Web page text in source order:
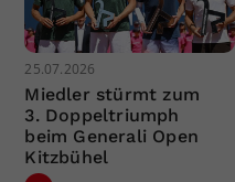
25.07.2026
Miedler stürmt zum
3. Doppeltriumph
beim Generali Open
Kitzbühel